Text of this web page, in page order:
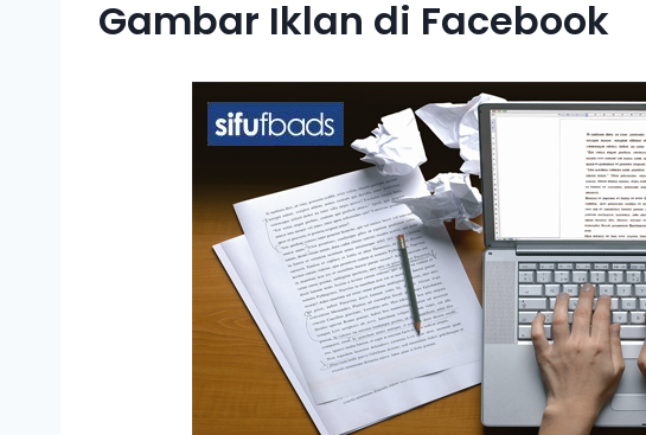
Gambar Iklan di Facebook